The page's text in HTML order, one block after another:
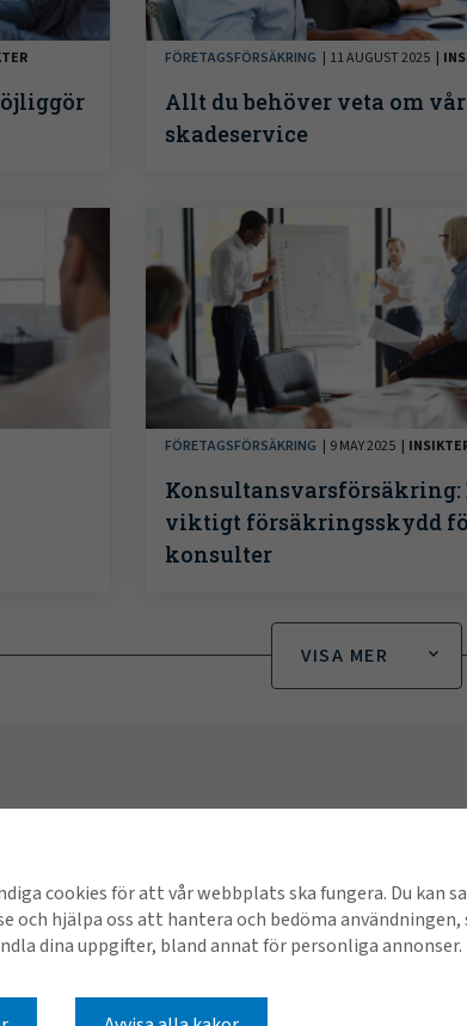
FÖRETAGSFÖRSÄKRING 11 AUGUST 2025
Allt du behöver veta om vår
skadeservice
FÖRETAGSFÖRSÄKRING 9 MAY 2025
Konsultansvarsförsäkring:
viktigt försäkringsskydd
konsulter
VISA MER
Om oss
Kontakta oss
cookies för att vår webbplats ska fungera. Du
och hjälpa oss att hantera och bedöma
dina uppgifter, bland annat för personliga annonser.